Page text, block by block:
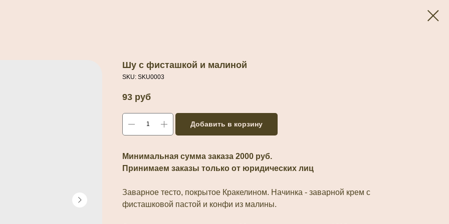
Шу с фисташкой и малиной
SKU: SKU0003
93 руб
Добавить в корзину
Минимальная сумма заказа 2000 руб.
Принимаем заказы только от юридических лиц
Заварное тесто, покрытое Кракелином. Начинка - заварной крем с
фисташковой пастой и конфи из малины.